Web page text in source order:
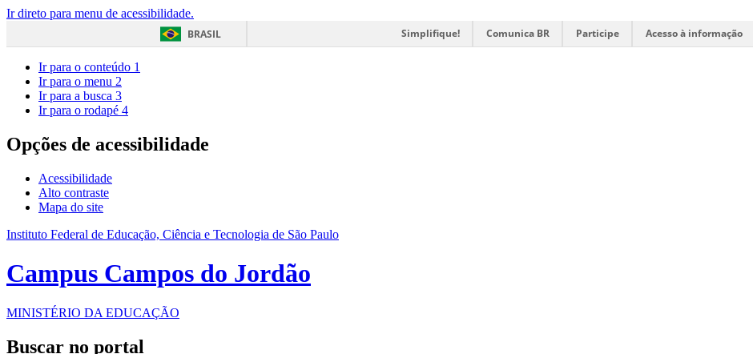
Ir direto para menu de acessibilidade.
BRASIL
Simplifique! Comunica BR Participe Acesso à informação
Ir para o conteúdo 1
Ir para o menu 2
Ir para a busca 3
Ir para o rodapé 4
Opções de acessibilidade
Acessibilidade
Alto contraste
Mapa do site
Instituto Federal de Educação, Ciência e Tecnologia de São Paulo
Campus Campos do Jordão
MINISTÉRIO DA EDUCAÇÃO
Buscar no portal